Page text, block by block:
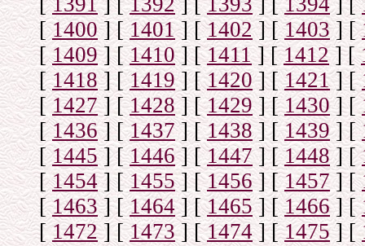
[1400] [1401] [1402] [1403] [
[1409] [1410] [1411] [1412] [
[1418] [1419] [1420] [1421] [
[1427] [1428] [1429 ] [1430] [
[1436] [1437] [1438] [1439] [
[1445] [1446] [1447] [1448] [
[1454] [1455] [1456] [1457] [
[1463] [1464] [1465] [1466] [
[1472] [1473] [1474] [1475] [